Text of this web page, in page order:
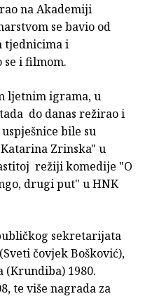
na Akademiji
se bavio od
tjednicima i
se i filmom.
ljetnim igrama, u
do danas režirao i
bile su
Zrinska" u
režiji komedije "O
drugi put" u HNK
sekretarijata
čovjek Bošković),
(Krundiba) 1980.
te više nagrada za